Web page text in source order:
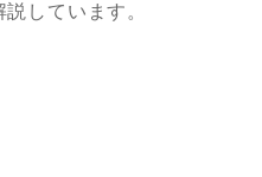
説しています。